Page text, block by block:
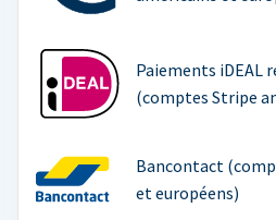
Paiements iDEAL
(comptes Stripe
Bancontact
et européens)